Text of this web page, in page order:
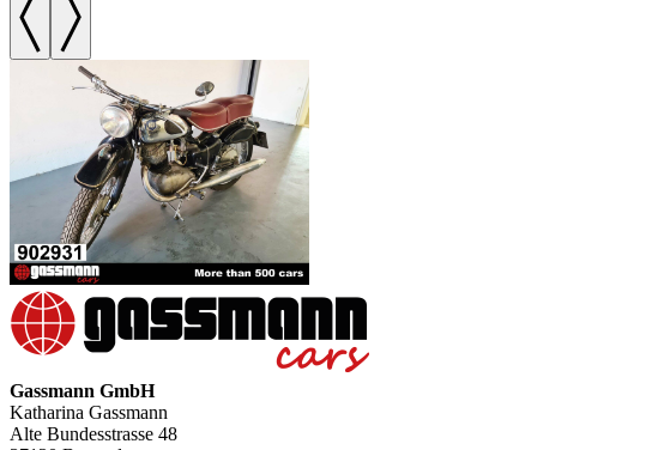
Gassmann GmbH
Katharina Gassmann
Alte Bundesstrasse 48